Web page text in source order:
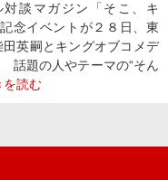
対談マガジン「そこ、キ
念イベントが２８日、東
英嗣とキングオブコメデ
話題の人やテーマの“そん
を読む